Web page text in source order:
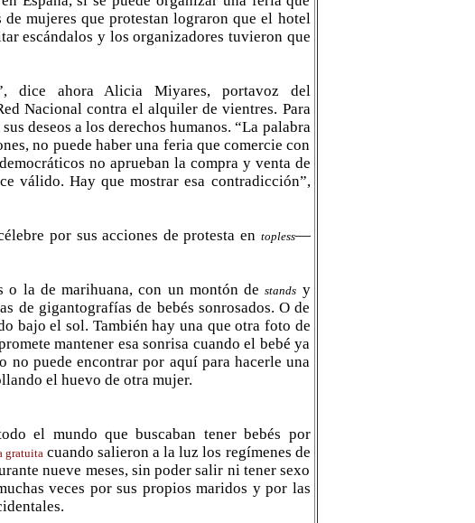
de mujeres que protestan lograron que el hotel
escándalos y los organizadores tuvieron que
dice ahora Alicia Miyares, portavoz del
Nacional contra el alquiler de vientres. Para
deseos a los derechos humanos. “La palabra
no puede haber una feria que comercie con
no aprueban la compra y venta de
válido. Hay que mostrar esa contradicción”,
por sus acciones de protesta en topless—
la de marihuana, con un montón de stands y
de gigantografías de bebés sonrosados. O de
bajo el sol. También hay una que otra foto de
mantener esa sonrisa cuando el bebé ya
no puede encontrar por aquí para hacerle una
el huevo de otra mujer.
el mundo que buscaban tener bebés por
gratuita cuando salieron a la luz los regímenes de
nueve meses, sin poder salir ni tener sexo
veces por sus propios maridos y por las